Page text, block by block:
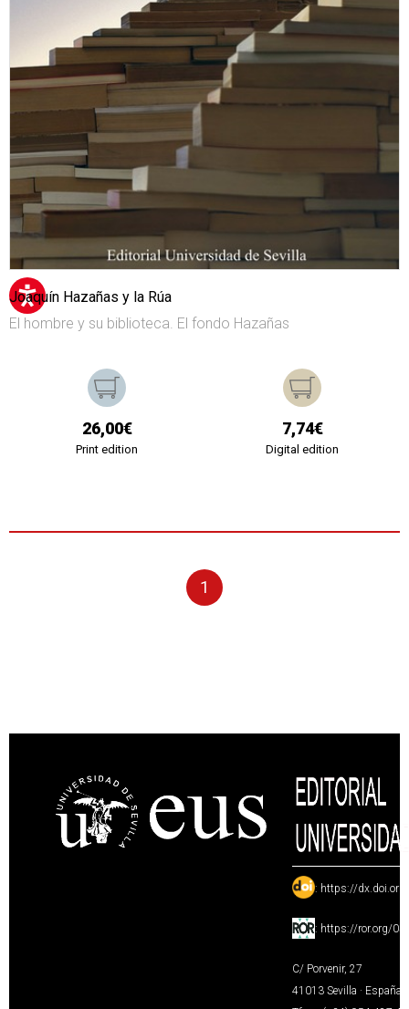
Joaquín Hazañas y la Rúa
El hombre y su biblioteca. El fondo Hazañas
26,00€
Print edition
7,74€
Digital edition
1
: https://
: https://ror.org/
C/ Porvenir, 27
41013 Sevilla · España